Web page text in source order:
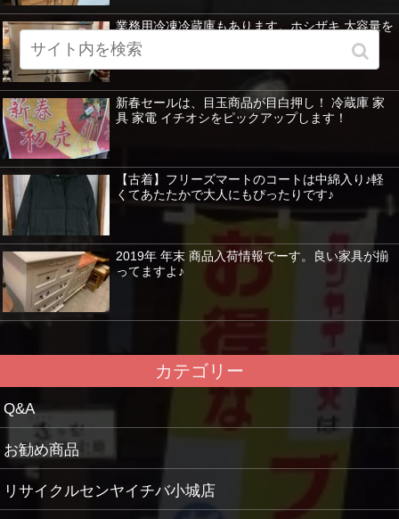
業務用冷凍冷蔵庫もあります。ホシザキ 大容量を
紹介 暖房器具など特価！
新春セールは、目玉商品が目白押し！ 冷蔵庫 家
具 家電 イチオシをピックアップします！
【古着】フリーズマートのコートは中綿入り♪軽
くてあたたかで大人にもぴったりです♪
2019年 年末 商品入荷情報でーす。良い家具が揃
ってますよ♪
カテゴリー
Q&A
お勧め商品
リサイクルセンヤイチバ小城店